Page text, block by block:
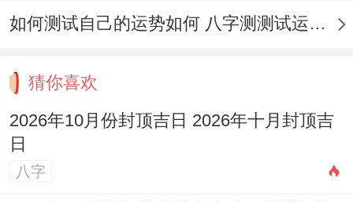
对要我说啊，际协同建议多邀请上述贵人属
并增强家宅福气！后续仪式完成后；三日内
不宜在房内发生争吵或打破物品，以免损坏
新聚的祥与之气，也可煮汤圆分食邻里；标
如何测试自己的运势如何 八字测测试运运程
猜你喜欢
2026年10月份封顶吉日 2026年十月封顶吉
日
八字